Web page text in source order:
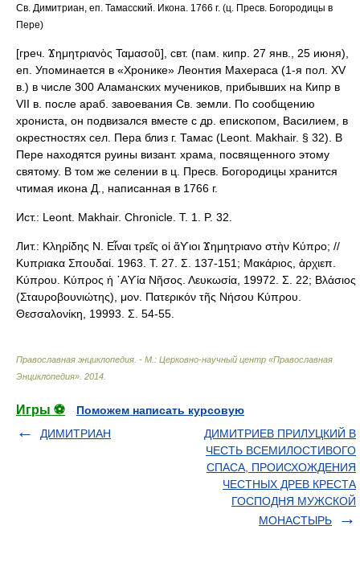
Св. Димитриан, еп. Тамасский. Икона. 1766 г. (ц. Пресв. Богородицы в
Пере)
[греч. Ϫημητριανὸς Ταμασοῦ], свт. (пам. кипр. 27 янв., 25 июня),
еп. Упоминается в «Хронике» Леонтия Махераса (1-я пол. XV
в.) в числе 300 Аламанских мучеников, прибывших на Кипр в
VII в. после араб. завоевания Св. земли. По сообщению
хрониста, он подвизался вместе с др. епископом, Василием, в
окрестностях сел. Пера близ г. Тамас (Leont. Makhair. § 32). В
Пере находятся руины визант. храма, посвященного этому
святому. В том же селении в ц. Пресв. Богородицы хранится
чтимая икона Д., написанная в 1766 г.
Ист.: Leont. Makhair. Chronicle. T. 1. P. 32.
Лит.: Κληρίδης Ν. Εἶναι τρεῖς οἱ ἅϒιοι Ϫημητριανο στὴν Κύπρο; //
Κυπριακα Σπουδαί. 1963. T. 27. Σ. 137-151; Μακάριος, ἀρχιεπ.
Κύπρου. Κύπρος ἡ ῾Αϒία Νῆσος. Λευκωσία, 19972. Σ. 22; Βλάσιος
(Σταυροβουνιώτης), μον. Πατερικόν τῆς Νήσου Κύπρου.
Θεσσαλονίκη, 19993. Σ. 54-55.
Православная энциклопедия. - М.: Церковно-научный центр «Православная
Энциклопедия» 2014
Игры ⚽
Поможем написать курсовую
ДИМИТРИАН
ДИМИТРИЕВ ПРИЛУЦКИЙ В
ЧЕСТЬ ВСЕМИЛОСТИВОГО
СПАСА, ПРОИСХОЖДЕНИЯ
ЧЕСТНЫХ ДРЕВ КРЕСТА
ГОСПОДНЯ МУЖСКОЙ
МОНАСТЫРЬ